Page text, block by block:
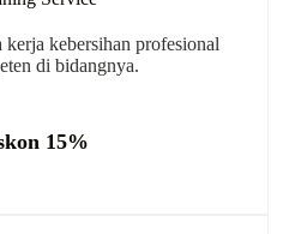
kebersihan profesional
di bidangnya.
15%